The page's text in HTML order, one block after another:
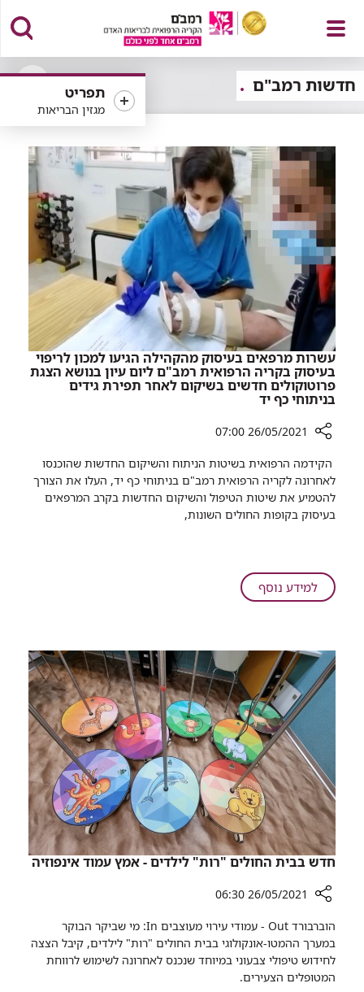
פתח
תפריט
תפריט
מגזין הבריאות
חדשות רמב"ם
של
רכיב
עשרות מרפאים בעיסוק מהקהילה הגיעו למכון לריפוי
בעיסוק בקריה הרפואית רמב"ם ליום עיון בנושא הצגת
פרוטוקולים חדשים בשיקום לאחר תפירת גידים
בניתוחי כף יד
שיתוף
עשרות
מרפאים
בעיסוק
למכון
לריפוי
רמב"ם
ליום
פרוטוקולים
חדשים
בשיקום
לאחר
תפירת
גידים
בניתוחי
26/05/2021 07:00
הקידמה הרפואית בשיטות הניתוח והשיקום החדשות שהוכנסו
לאחרונה לקריה הרפואית רמב"ם בניתוחי כף יד, העלו את הצורך
להטמיע את שיטות הטיפול והשיקום החדשות בקרב המרפאים
בעיסוק בקופות החולים השונות,
למידע נוסףעל
עשרות
מהקהילה
הגיעו
למכון
לריפוי
בעיסוק
בקריה
הרפואית
רמב"ם
ליום
עיון
בנושא
הצגת
חדשים
לאחר
תפירת
גידים
בניתוחי
חדש בבית החולים "רות" לילדים - אמץ עמוד אינפוזיה
שיתוף
חדש
בבית
החולים
26/05/2021 06:30
הוברבורד Out - עמודי עירוי מעוצבים In: מי שביקר הבוקר
במערך ההמטו-אונקולוגי בבית החולים "רות" לילדים, קיבל הצצה
לחידוש טיפולי צבעוני במיוחד שנכנס לאחרונה לשימוש לרווחת
המטופלים הצעירים.